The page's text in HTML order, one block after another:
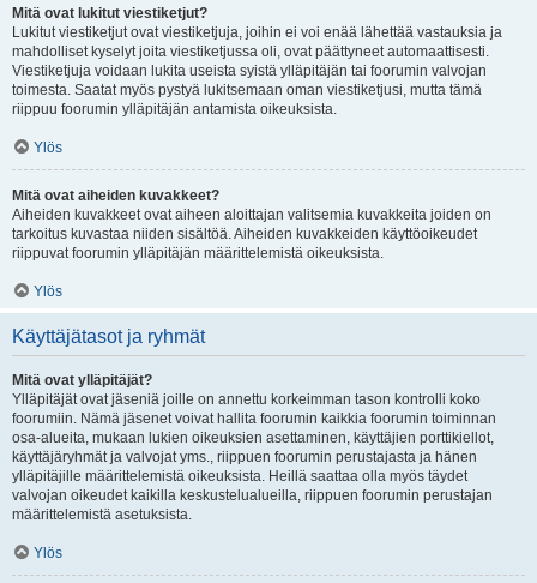
Mitä ovat lukitut viestiketjut?
Lukitut viestiketjut ovat viestiketjuja, joihin ei voi enää lähettää vastauksia ja
mahdolliset kyselyt joita viestiketjussa oli, ovat päättyneet automaattisesti.
Viestiketjuja voidaan lukita useista syistä ylläpitäjän tai foorumin valvojan
toimesta. Saatat myös pystyä lukitsemaan oman viestiketjusi, mutta tämä
riippuu foorumin ylläpitäjän antamista oikeuksista.
Ylös
Mitä ovat aiheiden kuvakkeet?
Aiheiden kuvakkeet ovat aiheen aloittajan valitsemia kuvakkeita joiden on
tarkoitus kuvastaa niiden sisältöä. Aiheiden kuvakkeiden käyttöoikeudet
riippuvat foorumin ylläpitäjän määrittelemistä oikeuksista.
Ylös
Käyttäjätasot ja ryhmät
Mitä ovat ylläpitäjät?
Ylläpitäjät ovat jäseniä joille on annettu korkeimman tason kontrolli koko
foorumiin. Nämä jäsenet voivat hallita foorumin kaikkia foorumin toiminnan
osa-alueita, mukaan lukien oikeuksien asettaminen, käyttäjien porttikiellot,
käyttäjäryhmät ja valvojat yms., riippuen foorumin perustajasta ja hänen
ylläpitäjille määrittelemistä oikeuksista. Heillä saattaa olla myös täydet
valvojan oikeudet kaikilla keskustelualueilla, riippuen foorumin perustajan
määrittelemistä asetuksista.
Ylös